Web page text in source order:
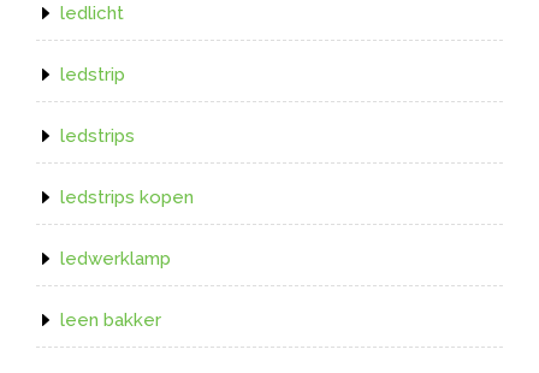
ledlicht
ledstrip
ledstrips
ledstrips kopen
ledwerklamp
leen bakker